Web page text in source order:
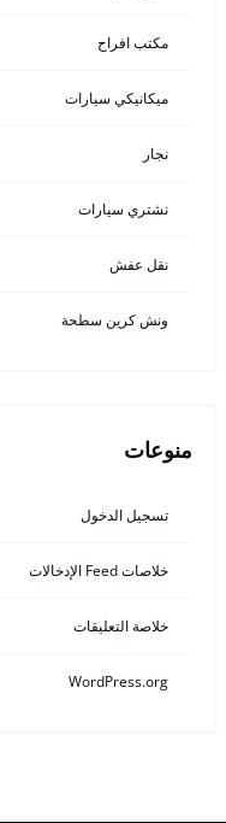
مكتب افراح
ميكانيكي سيارات
نجار
نشتري سيارات
نقل عفش
ونش كرين سطحة
منوعات
تسجيل الدخول
خلاصات Feed الإدخالات
خلاصة التعليقات
WordPress.org